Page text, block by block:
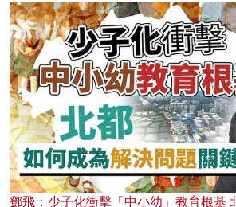
鄧飛：少子化衝擊「中小幼」教育根基